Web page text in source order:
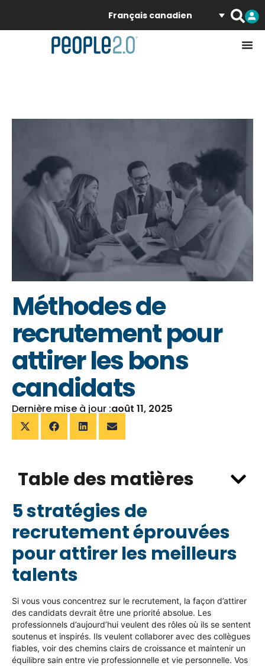
Français canadien
Méthodes de
recrutement pour
attirer les bons
candidats
Dernière mise à jour :août 11, 2025
Table des matières
5 stratégies de
recrutement éprouvées
pourattirer les meilleurs
talents
Si vous vous concentrez sur le recrutement, la façon d’attirer
des candidats devrait être une priorité absolue. Les
professionnels d’aujourd’hui veulent des rôles où ils se sentent
soutenus et inspirés. Ils veulent collaborer avec des collègues
fiables, voir des chemins clairs de croissance et maintenir un
équilibre sain entre vie professionnelle et vie personnelle. Vos